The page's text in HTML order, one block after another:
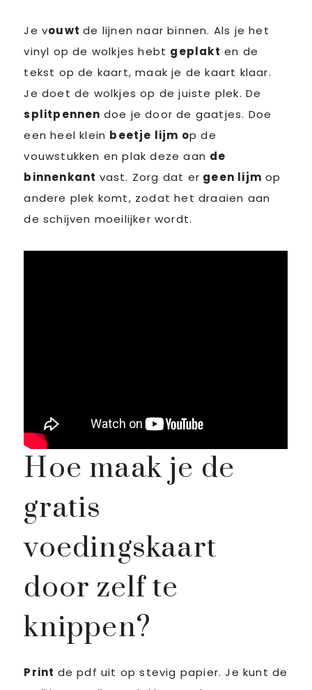
Je vouwtde lijnen naar binnen. Als je het
vinyl op de wolkjes hebt geplakt en de
tekst op de kaart, maak je de kaart klaar.
Je doet de wolkjes op de juiste plek. De
splitpennen doe je door de gaatjes. Doe
een heel klein beetje lijm op de
vouwstukken en plak deze aan de
binnenkant vast. Zorg dat er geen lijm op
andere plek komt, zodat het draaien aan
de schijven moeilijker wordt.
Hoe maak je de
gratis
voedingskaart
door zelf te
knippen?
Print de pdf uit op stevig papier. Je kunt de